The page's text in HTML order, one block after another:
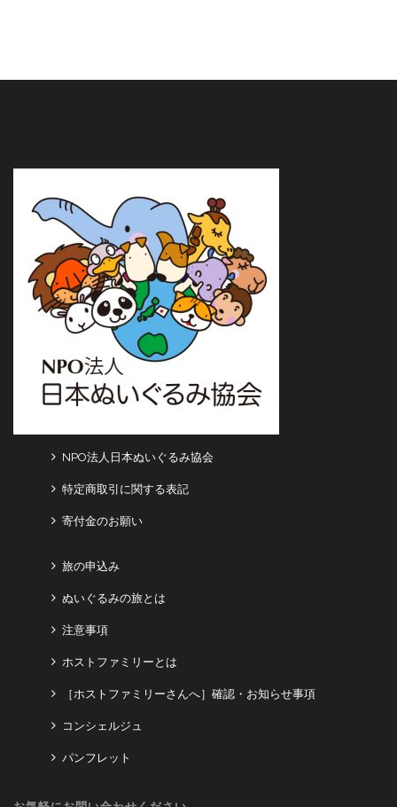
NPO法人日本ぬいぐるみ協会
特定商取引に関する表記
寄付金のお願い
旅の申込み
ぬいぐるみの旅とは
注意事項
ホストファミリーとは
［ホストファミリーさんへ］確認・お知らせ事項
コンシェルジュ
パンフレット